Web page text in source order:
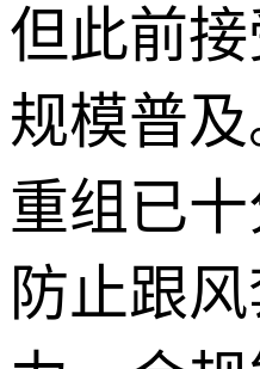
但此前
规模普
重组已
防止跟